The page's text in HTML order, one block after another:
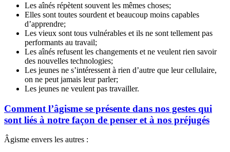
Les aînés répètent souvent les mêmes choses;
Elles sont toutes sourdent et beaucoup moins capables
d’apprendre;
Les vieux sont tous vulnérables et ils ne sont tellement pas
performants au travail;
Les aînés refusent les changements et ne veulent rien savoir
des nouvelles technologies;
Les jeunes ne s’intéressent à rien d’autre que leur cellulaire,
on ne peut jamais leur parler;
Les jeunes ne veulent pas travailler.
Comment l’âgisme se présente dans nos gestes qui
sont liés à notre façon de penser et à nos préjugés
Âgisme envers les autres :